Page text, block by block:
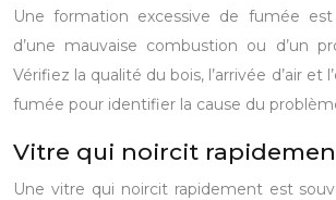
Une formation excessive de fumée
d’une mauvaise combustion ou d’un
Vérifiez la qualité du bois, l’arrivée d’air et
fumée pour identifier la cause du
Vitre qui noircit
Une vitre qui noircit rapidement est